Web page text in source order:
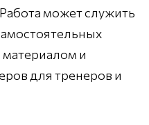
может служить
и
для тренеров и